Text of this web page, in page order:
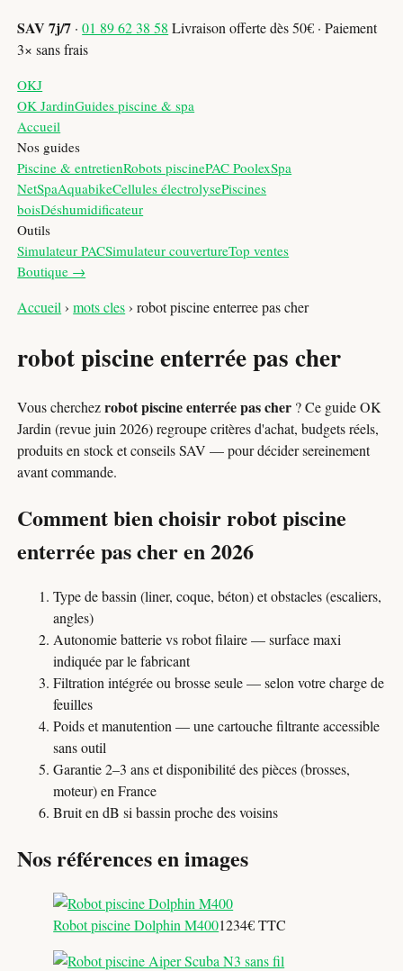
SAV 7j/7 ·01 89 62 38 58 Livraison offerte dès 50€ · Paiement
3× sans frais
OKJ
OK JardinGuides piscine & spa
Accueil
Nos guides
Piscine & entretienRobots piscinePAC PoolexSpa
NetSpaAquabikeCellules électrolysePiscines
boisDéshumidificateur
Outils
Simulateur PACSimulateur couvertureTop ventes
Boutique →
Accueil ›mots cles›robot piscine enterree pas cher
robot piscine enterrée pas cher
Vous cherchezrobot piscine enterrée pas cher ? Ce guide OK
Jardin (revue juin 2026) regroupe critères d'achat, budgets réels,
produits en stock et conseils SAV — pour décider sereinement
avant commande.
Comment bien choisir robot piscine
enterrée pas cher en 2026
Type de bassin (liner, coque, béton) et obstacles (escaliers,
angles)
Autonomie batterie vs robot filaire — surface maxi
indiquée par le fabricant
Filtration intégrée ou brosse seule — selon votre charge de
feuilles
Poids et manutention — une cartouche filtrante accessible
sans outil
Garantie 2–3 ans et disponibilité des pièces (brosses,
moteur) en France
Bruit en dB si bassin proche des voisins
Nos références en images
Robot piscine Dolphin M4001234€ TTC